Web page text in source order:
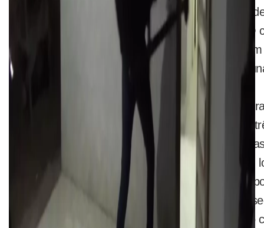
mais dois assaltos no território paraense, um
cidades de Ipixuna do Pará e Paragominas.
em 30 de janeiro quando os criminosos
durante um assalto a banco também em
A ação desta quinta é a segunda fase da
começou em abril deste ano com a prisão de
etapa foram apreendidas as evidências que
um sítio na zona rural de Xinguara (PA) foram
metralhadora e detonadores de dinamite. Os
tentativa de assalto no Tocantins o grupo
mais duas unidades da artilharia antiaérea, ao